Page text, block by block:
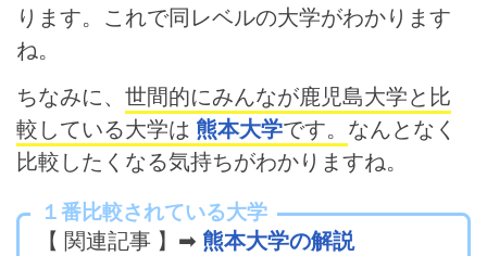
ります。これで同レベルの大学がわかります
ね。
ちなみに、 世間的にみんなが鹿児島大学と比
較している大学は 熊本大学です。 なんとなく
比較したくなる気持ちがわかりますね。
１番比較されている大学
【 関連記事 】➡ 熊本大学の解説